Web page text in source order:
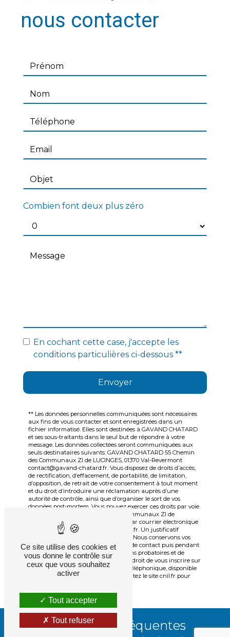
nous contacter
Combien font deux plus zéro
En cochant cette case, j'accepte les
conditions particulières ci-dessous **
Envoyer
** Les données personnelles communiquées sont nécessaires
aux fins de vous contacter et sont enregistrées dans un
fichier informatisé. Elles sont destinées à GAVAND CHATARD
et ses sous-traitants dans le seul but de répondre à votre
message. Les données collectées seront communiquées aux
seuls destinataires suivants: GAVAND CHATARD 55 Chemin
des Communaux ZI de LUCINGES, 01370 Val-Revermont
contact@gavand-chatard.fr. Vous disposez de droits d’accès,
de rectification, d’effacement, de portabilité, de limitation,
d’opposition, de retrait de votre consentement à tout moment
et du droit d’introduire une réclamation auprès d’une
autorité de contrôle, ainsi que d’organiser le sort de vos
données post-mortem. Vous pouvez exercer ces droits par voie
postale à l'adresse 55 Chemin des Communaux ZI de
LUCINGES, 01370 Val-Revermont ou par courrier électronique
à l'adresse contact@gavand-chatard.fr. Un justificatif
d'identité pourra vous être demandé. Nous conservons vos
données pendant la période de prise de contact puis pendant
la durée de prescription légale aux fins probatoires et de
gestion des contentieux. Vous avez le droit de vous inscrire sur
la liste d'opposition au démarchage téléphonique, disponible
à cette adresse:
Bloctel.gouv.fr
. Consultez le site cnil.fr pour
Recherches fréquentes
Ce site utilise des cookies et
vous donne le contrôle sur
ceux que vous souhaitez
activer
Tout accepter
Tout refuser